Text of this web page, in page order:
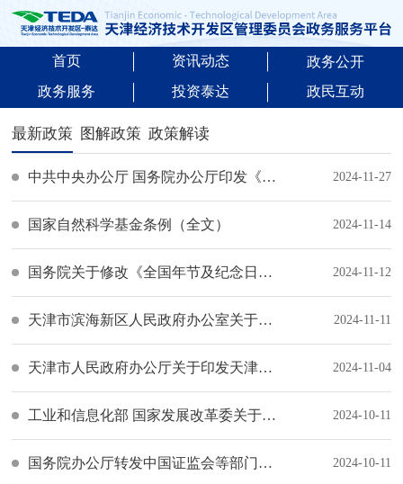
首页 资讯动态
政务公开
政务服务
投资泰达 政民互动
最新政策 图解政策 政策解读
中共中央办公厅 国务院办公厅印发《粮食节约和反食品浪费行动方案》 2024-11-27
国家自然科学基金条例（全文） 2024-11-14
国务院关于修改《全国年节及纪念日放假办法》的决定 2024-11-12
天津市滨海新区人民政府办公室关于印发《滨海新区行政规范性文件制定和监督管理办法》《滨海新区行政规范性文件备案审查制度》的通知 2024-11-11
天津市人民政府办公厅关于印发天津市知识产权领域财政事权和支出责任划分改革方案的通知 2024-11-04
工业和信息化部 国家发展改革委关于印发《新材料中试平台建设指南（2024—2027年）》的通知 2024-10-11
国务院办公厅转发中国证监会等部门《关于加强监管防范风险促进期货市场高质量发展的意见》的通知 2024-10-11